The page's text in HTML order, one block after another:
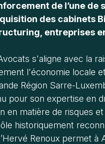
de l’une de
des cabinets
entreprises
s'aligne avec la
l'économie locale
Région Sarre-
pour son expertise en
en matière de risques
historiquement
Renoux permet